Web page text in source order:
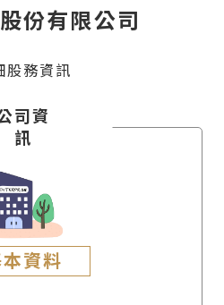
份有限公司
股務資訊
司資
訊
資料